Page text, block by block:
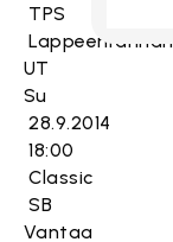
TPS
Lappeenrannan
UT
Su
28.9.2014
18:00
Classic
SB
Vantaa